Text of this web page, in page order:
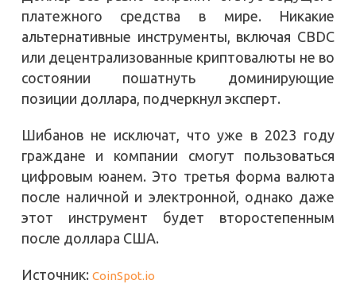
платежного средства в мире. Никакие
альтернативные инструменты, включая CBDC
или децентрализованные криптовалюты не во
состоянии пошатнуть доминирующие
позиции доллара, подчеркнул эксперт.
Шибанов не исключат, что уже в 2023 году
граждане и компании смогут пользоваться
цифровым юанем. Это третья форма валюта
после наличной и электронной, однако даже
этот инструмент будет второстепенным
после доллара США.
Источник: CoinSpot.io